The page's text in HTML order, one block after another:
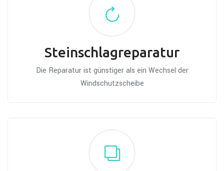
Steinschlagreparatur
Die Reparatur ist günstiger als ein Wechsel der
Windschutzscheibe